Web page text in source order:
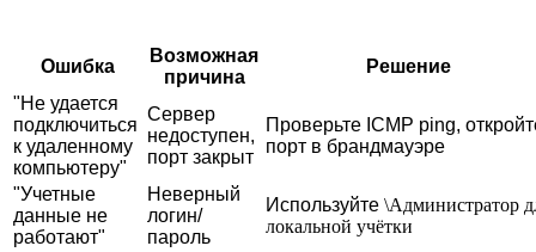
Ошибка
Возможная
причина
Решение
"Не удается
подключиться
к удаленному
компьютеру"
Сервер
недоступен,
порт закрыт
Проверьте ICMP ping,
порт в брандмауэре
"Учетные
данные не
работают"
Неверный
логин/
пароль
Используйте \Администратор
локальной учётки